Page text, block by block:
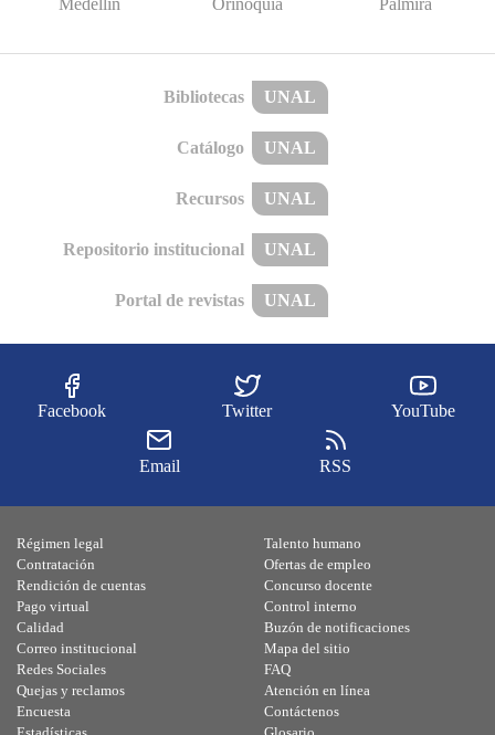
Orinoquía
Bibliotecas UNAL
Catálogo UNAL
Recursos UNAL
Repositorio institucional UNAL
Portal de revistas UNAL
Facebook Twitter YouTube
Email RSS
Régimen legal
Contratación
Rendición de cuentas
Pago virtual
Calidad
Talento humano
Ofertas de empleo
Concurso docente
Control interno
Buzón de notificaciones
Correo institucional
Redes Sociales
Quejas y reclamos
Encuesta
Mapa del sitio
FAQ
Atención en línea
Contáctenos